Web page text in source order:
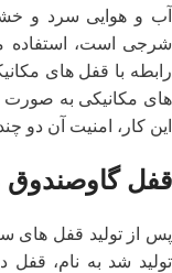
آب و هوایی سرد و
شرجی است، استفاده
رابطه با قفل های
های مکانیکی به صورت
این کار، امنیت آن دو
قفل گاوصندوق
پس از تولید قفل های
تولید شد به نام، قفل